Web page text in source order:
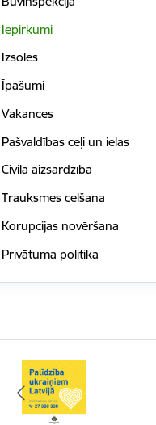
Iepirkumi
Izsoles
Īpašumi
Vakances
Pašvaldības ceļi un ielas
Civilā aizsardzība
Trauksmes celšana
Korupcijas novēršana
Privātuma politika